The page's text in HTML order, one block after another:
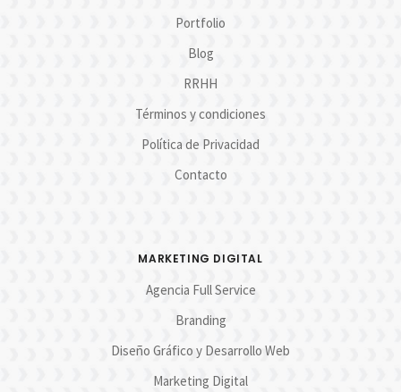
Portfolio
Blog
RRHH
Términos y condiciones
Política de Privacidad
Contacto
MARKETING DIGITAL
Agencia Full Service
Branding
Diseño Gráfico y Desarrollo Web
Marketing Digital